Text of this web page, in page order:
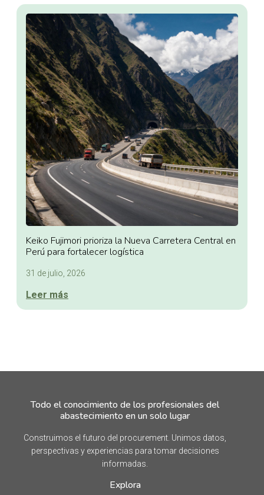
Keiko Fujimori prioriza la Nueva Carretera Central en
Perú para fortalecer logística
31 de julio, 2026
Leer más
Todo el conocimiento de los profesionales del
abastecimiento en un solo lugar
Construimos el futuro del procurement. Unimos datos,
perspectivas y experiencias para tomar decisiones
informadas.
Explora